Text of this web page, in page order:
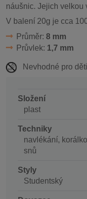
náušnic. Jejich velkou
V balení 20g je cca
Průměr: 8 mm
Průvlek: 1,7 mm
Nevhodné pro
Složení
plast
Techniky
navlékání,
snů
Styly
Studentský